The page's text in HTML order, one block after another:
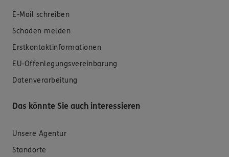
E-Mail schreiben
Schaden melden
Erstkontaktinformationen
EU-Offenlegungsvereinbarung
Datenverarbeitung
Das könnte Sie auch interessieren
Unsere Agentur
Standorte